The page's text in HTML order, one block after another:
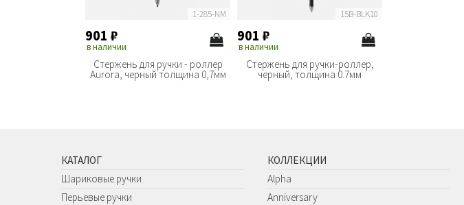
1-285-NM
901 ₽
в наличии
Стержень для ручки - роллер
Aurora, черный толщина 0,7мм
15B-BLK10
901₽
в наличии
Стержень для ручки-роллер,
черный, толщина 0.7мм
КАТАЛОГ
Шариковые ручки
Перьевые ручки
КОЛЛЕКЦИИ
Alpha
Anniversary